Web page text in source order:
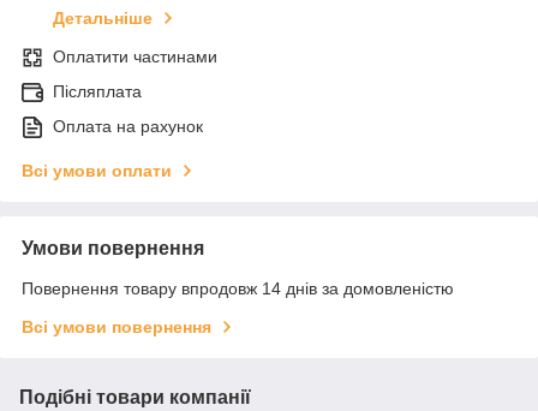
Детальніше
Оплатити частинами
Післяплата
Оплата на рахунок
Всі умови оплати
Умови повернення
Повернення товару впродовж 14 днів за домовленістю
Всі умови повернення
Подібні товари компанії